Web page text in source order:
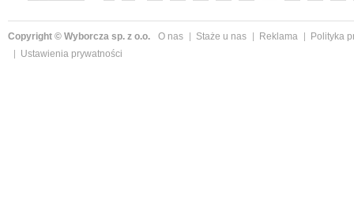
Copyright © Wyborcza sp. z o.o. O nas Staże u nas Reklama
Polityka
Ustawienia prywatności